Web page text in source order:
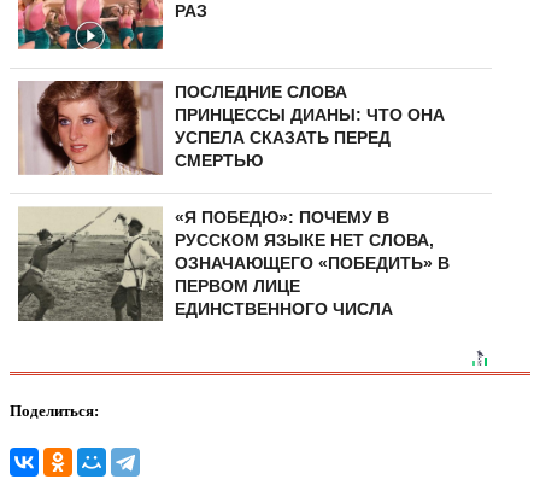
РАЗ
ПОСЛЕДНИЕ СЛОВА
ПРИНЦЕССЫ ДИАНЫ: ЧТО ОНА
УСПЕЛА СКАЗАТЬ ПЕРЕД
СМЕРТЬЮ
«Я ПОБЕДЮ»: ПОЧЕМУ В
РУССКОМ ЯЗЫКЕ НЕТ СЛОВА,
ОЗНАЧАЮЩЕГО «ПОБЕДИТЬ» В
ПЕРВОМ ЛИЦЕ
ЕДИНСТВЕННОГО ЧИСЛА
Поделиться: